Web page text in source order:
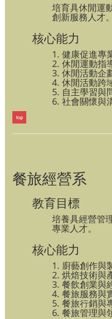
培育具休閒運
創新服務人才。
核心能力
1. 健康促進專
2. 休閒運動指
3. 休閒活動企
4. 休閒活動跨
5. 自主學習與
6. 社會關懷與
餐旅經營系
教育目標
培養具經營管
專業人才。
核心能力
1. 廚藝創作與
2. 烘焙技術與
3. 餐飲創業與
4. 餐旅服務與
5. 餐旅行銷與
6. 餐旅管理與